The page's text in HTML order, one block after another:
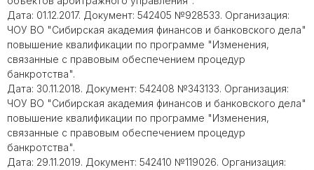
Дата: 01.12.2017. Документ: 542405 №928533. Организация:
ЧОУ ВО "Сибирская академия финансов и банковского дела"
повышение квалификации по программе "Изменения,
связанные с правовым обеспечением процедур
банкротства".
Дата: 30.11.2018. Документ: 542408 №343133. Организация:
ЧОУ ВО "Сибирская академия финансов и банковского дела"
повышение квалификации по программе "Изменения,
связанные с правовым обеспечением процедур
банкротства".
Дата: 29.11.2019. Документ: 542410 №119026. Организация: